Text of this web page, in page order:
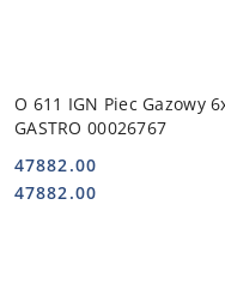
O 611 IGN Piec Gazowy
GASTRO 00026767
Cena:
47882.00
Cena:
47882.00